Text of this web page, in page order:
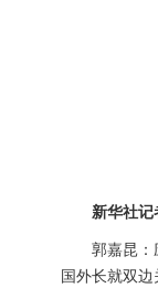
新华社
郭嘉昆
国外长就双